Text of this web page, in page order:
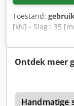
Toestand:
[kN] - Slag : 35
gewicht
80 [mm]
Ontdek meer
Handmatige